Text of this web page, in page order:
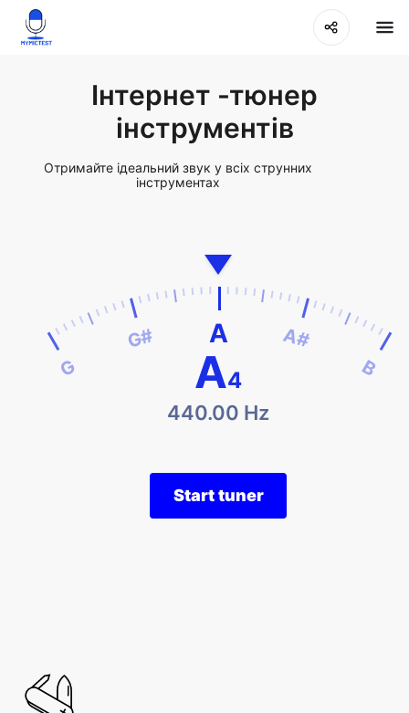
Інтернет -тюнер
інструментів
Отримайте ідеальний звук у всіх струнних
інструментах
G
G# A A#
B
A4
440.00 Hz
Start tuner